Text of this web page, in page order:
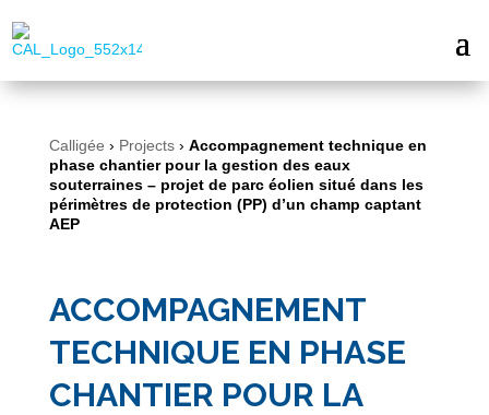
Calligée › Projects› Accompagnement technique en
phase chantier pour la gestion des eaux
souterraines – projet de parc éolien situé dans les
périmètres de protection (PP) d’un champ captant
AEP
ACCOMPAGNEMENT
TECHNIQUE EN PHASE
CHANTIER POUR LA